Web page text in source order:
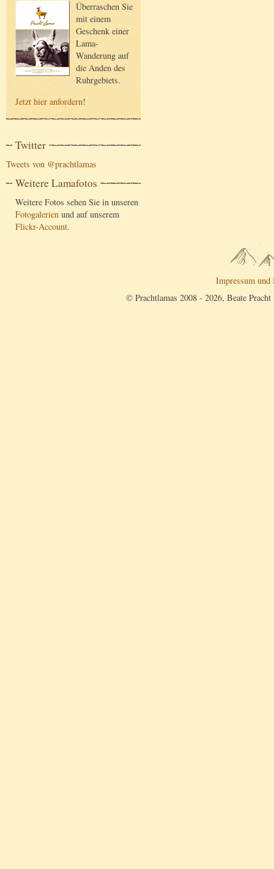
Überraschen Sie
mit einem
Geschenk einer
Lama-
Wanderung auf
die Anden des
Ruhrgebiets.
Jetzt hier anfordern!
Twitter
Tweets von @prachtlamas
Weitere Lamafotos
Weitere Fotos sehen Sie in unseren
Fotogalerien und auf unserem
Flickr-Account.
Impressum und
© Prachtlamas 2008 - 2026, Beate Pracht